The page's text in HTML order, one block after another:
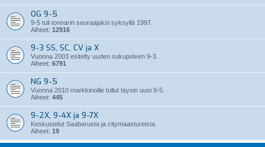
OG 9-5
9-5 tuli tonnarin seuraajaksi syksyllä 1997.
Aiheet: 12916
9-3 SS, SC, CV ja X
Vuonna 2003 esitelty uuden sukupolven 9-3.
Aiheet: 6791
NG 9-5
Vuonna 2010 markkinoille tullut täysin uusi 9-5.
Aiheet: 445
9-2X, 9-4X ja 9-7X
Keskustelut Saabarusta ja citymaastureista.
Aiheet: 19